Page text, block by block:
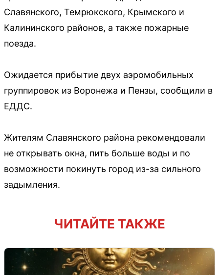
Славянского, Темрюкского, Крымского и
Калининского районов, а также пожарные
поезда.
Ожидается прибытие двух аэромобильных
группировок из Воронежа и Пензы, сообщили в
ЕДДС.
Жителям Славянского района рекомендовали
не открывать окна, пить больше воды и по
возможности покинуть город из-за сильного
задымления.
ЧИТАЙТЕ ТАКЖЕ